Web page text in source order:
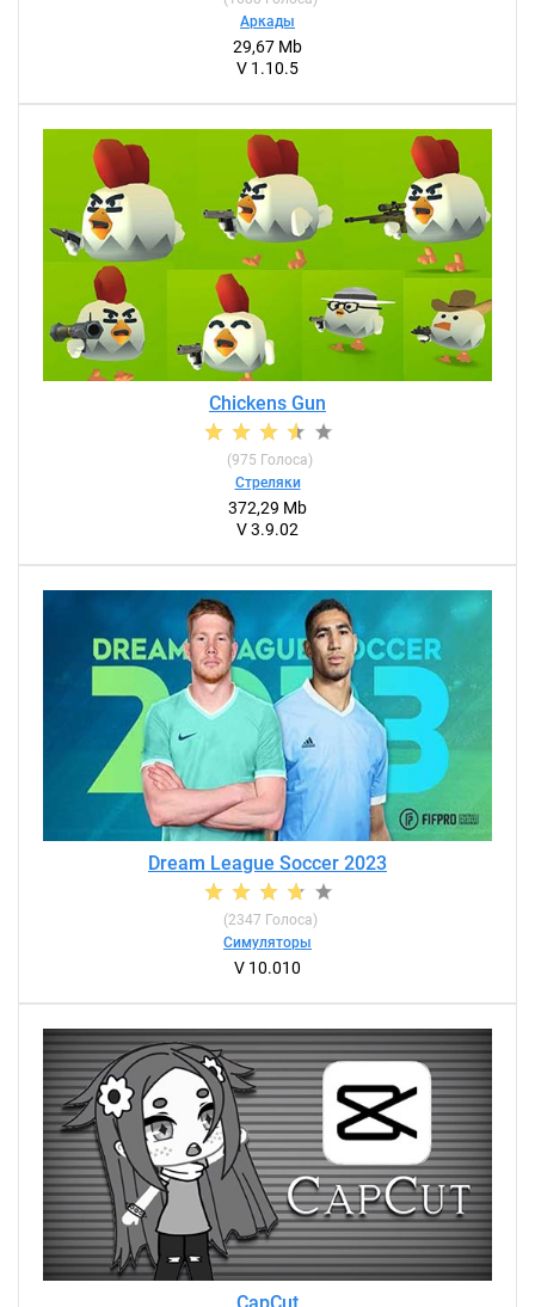
Аркады
29,67 Mb
V 1.10.5
Chickens Gun
(975 Голоса)
Стреляки
372,29 Mb
V 3.9.02
Dream League Soccer 2023
(2347 Голоса)
Симуляторы
V 10.010
CapCut